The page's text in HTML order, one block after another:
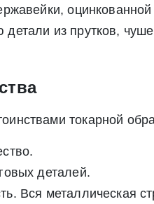
детали из прутков,
токарной
деталей.
Вся металлическая